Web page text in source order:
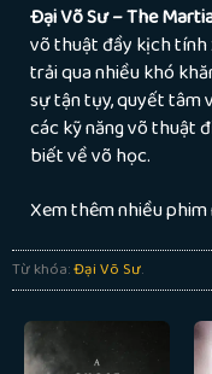
Đại Võ Sư – The
võ thuật đầy kịch tính
trải qua nhiều khó
sự tận tụy, quyết tâm
các kỹ năng võ thuật
biết về võ học.
Xem thêm nhiều
Từ khóa:Đại Võ Sư.